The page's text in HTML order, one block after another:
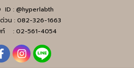
ID : @hyperlabth
วน : 082-326-1663
ท์ : 02-561-4054